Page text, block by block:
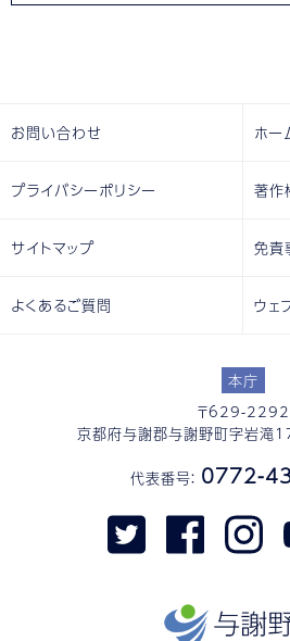
本庁
〒629-2292
京都府与謝郡与謝野町字岩滝
代表番号： 0772-
お問い合わせ ホー
プライバシーポリシー 著作
サイトマップ 免責
よくあるご質問 ウェ